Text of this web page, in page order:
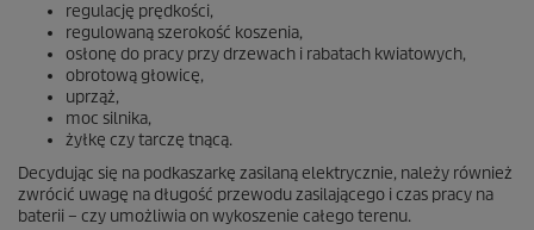
regulację prędkości,
regulowaną szerokość koszenia,
osłonę do pracy przy drzewach i rabatach kwiatowych,
obrotową głowicę,
uprząż,
moc silnika,
żyłkę czy tarczę tnącą.
Decydując się na podkaszarkę zasilaną elektrycznie, należy również
zwrócić uwagę na długość przewodu zasilającego i czas pracy na
baterii – czy umożliwia on wykoszenie całego terenu.